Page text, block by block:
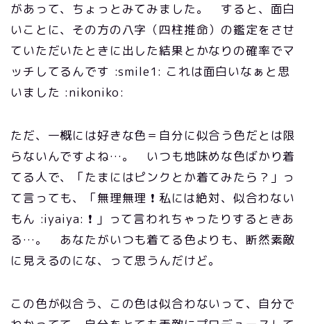
があって、ちょっとみてみました。 すると、面白
いことに、その方の八字（四柱推命）の鑑定をさせ
ていただいたときに出した結果とかなりの確率でマ
ッチしてるんです :smile1: これは面白いなぁと思
いました :nikoniko:
ただ、一概には好きな色＝自分に似合う色だとは限
らないんですよね…。 いつも地味めな色ばかり着
てる人で、「たまにはピンクとか着てみたら？」っ
て言っても、「無理無理 ❗ 私には絶対、似合わない
もん :iyaiya: ❗ 」って言われちゃったりするときあ
る…。 あなたがいつも着てる色よりも、断然素敵
に見えるのにな、って思うんだけど。
この色が似合う、この色は似合わないって、自分で